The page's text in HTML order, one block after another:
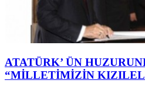
ATATÜRK’ ÜN
“MİLLETİMİZİN